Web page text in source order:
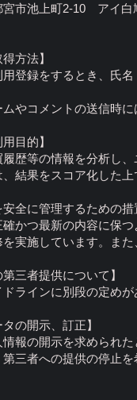
市池上町2-10 アイ白
方法】
登録をするとき、氏
やコメントの送信時
目的】
歴等の情報を分析し
結果をスコア化した
全に管理するための措
かつ最新の内容に保
実施しています。ま
三者提供について】
ラインに別段の定め
の開示、訂正】
報の開示を求められ
三者への提供の停止